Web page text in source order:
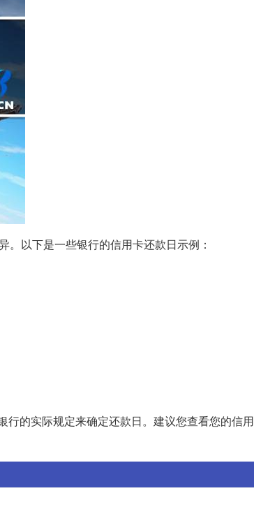
。以下是一些银行的信用卡还款日示例：
的实际规定来确定还款日。建议您查看您的信用